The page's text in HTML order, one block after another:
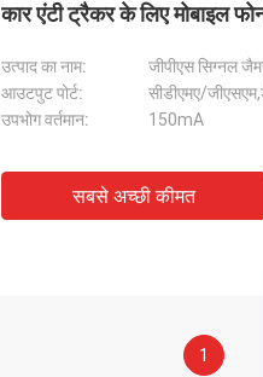
कार एंटी ट्रैकर के लिए मोबाइल
उत्पाद का नाम:
जीपीएस सिग्नल
आउटपुट पोर्ट:
सीडीएमए/
उपभोग वर्तमान:
150mA
सबसे अच्छी कीमत
1